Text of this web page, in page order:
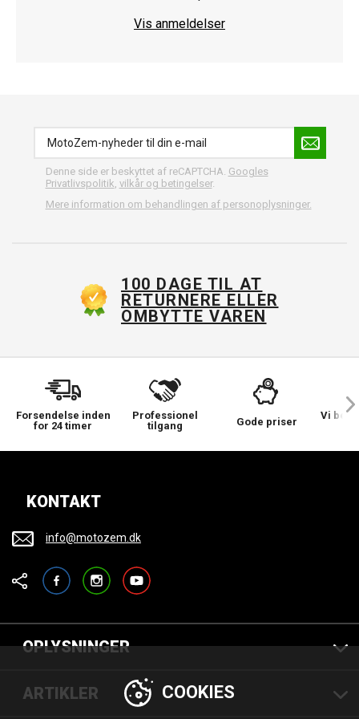
Vis anmeldelser
Denne side er beskyttet af reCAPTCHA. Googles
Privatlivspolitik vilkår og betingelser.
Mere information om behandlingen af personoplysninger.
100 DAGE TIL AT
RETURNERE ELLER
OMBYTTE VAREN
Forsendelse inden
for 24 timer
Professionel
tilgang
Gode priser
Vi
KONTAKT
info@motozem.dk
FacebookInstagramYouTube
OPLYSNINGER
ARTIKLER COOKIES